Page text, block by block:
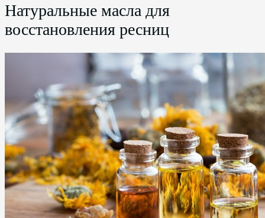
Натуральные масла для
восстановления ресниц